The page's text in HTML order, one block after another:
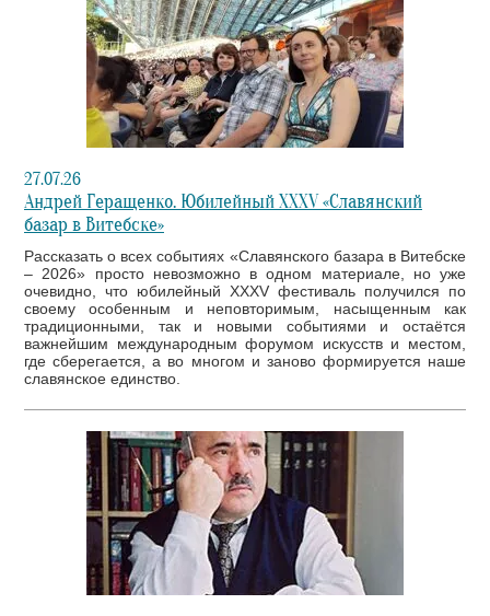
27.07.26
Андрей Геращенко. Юбилейный XXXV «Славянский
базар в Витебске»
Рассказать о всех событиях «Славянского базара в Витебске
– 2026» просто невозможно в одном материале, но уже
очевидно, что юбилейный XXXV фестиваль получился по
своему особенным и неповторимым, насыщенным как
традиционными, так и новыми событиями и остаётся
важнейшим международным форумом искусств и местом,
где сберегается, а во многом и заново формируется наше
славянское единство.